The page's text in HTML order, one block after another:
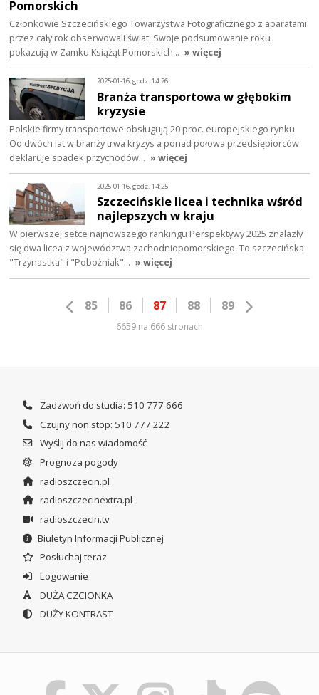
Pomorskich
Członkowie Szczecińskiego Towarzystwa Fotograficznego z aparatami
przez cały rok obserwowali świat. Swoje podsumowanie roku
pokazują w Zamku Książąt Pomorskich… » więcej
2025-01-16, godz. 14:26
Branża transportowa w głębokim
kryzysie
Polskie firmy transportowe obsługują 20 proc. europejskiego rynku.
Od dwóch lat w branży trwa kryzys a ponad połowa przedsiębiorców
deklaruje spadek przychodów… » więcej
2025-01-16, godz. 14:25
Szczecińskie licea i technika wśród
najlepszych w kraju
W pierwszej setce najnowszego rankingu Perspektywy 2025 znalazły
się dwa licea z województwa zachodniopomorskiego. To szczecińska
"Trzynastka" i "Pobożniak"… » więcej
85 86 87 88 89
6659 na 666 stronach
Zadzwoń do studia: 510 777 666
Czujny non stop: 510 777 222
Wyślij do nas wiadomość
Prognoza pogody
radioszczecin.pl
radioszczecinextra.pl
radioszczecin.tv
Biuletyn Informacji Publicznej
Posłuchaj teraz
Logowanie
DUŻA CZCIONKA
DUŻY KONTRAST